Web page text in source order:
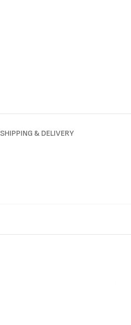
SHIPPING & DELIVERY